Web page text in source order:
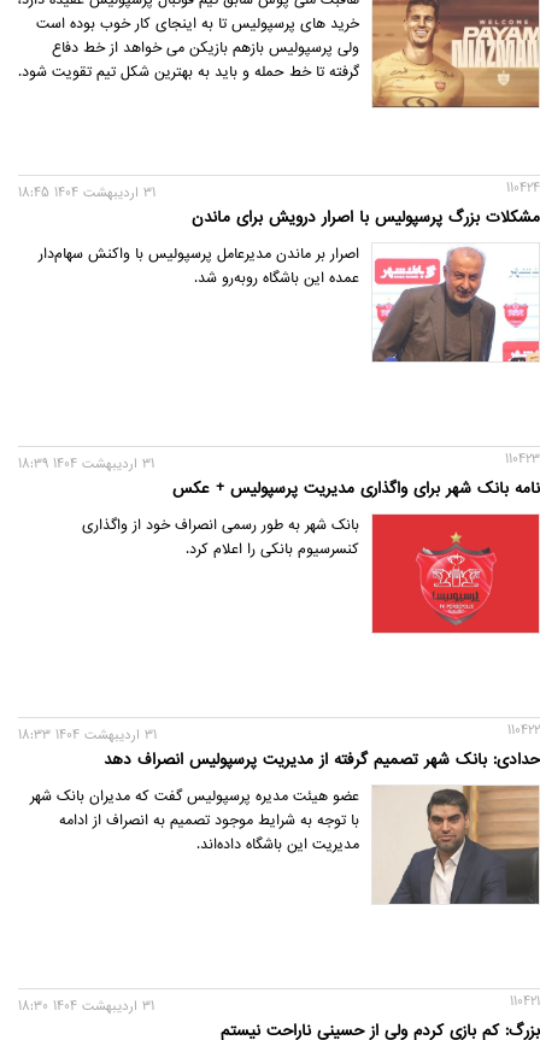
خرید های پرسپولیس تا به اینجای کار خوب بوده است
ولی پرسپولیس بازهم بازیکن می خواهد از خط دفاع
گرفته تا خط حمله و باید به بهترین شکل تیم تقویت شود.
110424
مشکلات بزرگ پرسپولیس با اصرار درویش برای ماندن
31 ارديبهشت 1404 18:45
اصرار بر ماندن مدیرعامل پرسپولیس با واکنش سهام‌دار
عمده این باشگاه روبه‌رو شد.
110423
نامه بانک شهر برای واگذاری مدیریت پرسپولیس + عکس
31 ارديبهشت 1404 18:39
بانک شهر به طور رسمی انصراف خود از واگذاری
کنسرسیوم بانکی را اعلام کرد.
110422
حدادی: بانک شهر تصمیم گرفته از مدیریت پرسپولیس انصراف دهد
31 ارديبهشت 1404 18:33
عضو هیئت مدیره پرسپولیس گفت که مدیران بانک شهر
با توجه به شرایط موجود تصمیم به انصراف از ادامه
مدیریت این باشگاه داده‌اند.
110421
بزرگ: کم بازی کردم ولی از حسینی ناراحت نیستم
31 ارديبهشت 1404 18:30